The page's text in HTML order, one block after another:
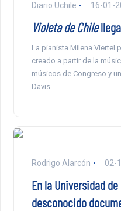
Diario Uchile 16-01-
Violeta de Chile
La pianista Milena Viertel
creado a partir de la
músicos de Congreso y
Davis.
Rodrigo Alarcón 02-
En la Universidad
desconocido